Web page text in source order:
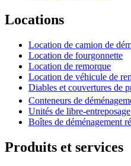
Locations
Location de camion de
Location de fourgonnette
Location de remorque
Location de véhicule de
Diables et couvertures de
Conteneurs de
Unités de libre-entreposage
Boîtes de déménagement
Produits et services